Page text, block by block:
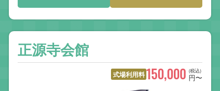
正源寺会館
式場利用料 (税込)
150,000 円〜